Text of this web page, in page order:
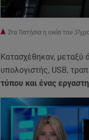
Στα Πατήσια η οικία του
Κατασχέθηκαν, μεταξύ
υπολογιστής, USB,
τύπου και ένας